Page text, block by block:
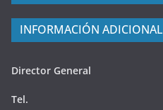
INFORMACIÓN ADICIONAL
Director General
Tel.